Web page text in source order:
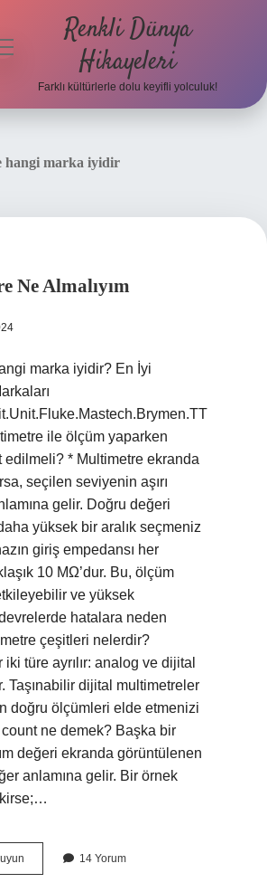
Renkli Dünya
Hikayeleri
Farklı kültürlerle dolu keyifli yolculuk!
hangi marka iyidir
Ne Almalıyım
marka iyidir? En İyi
ile ölçüm yaparken
edilmeli? * Multimetre ekranda
seçilen seviyenin aşırı
gelir. Doğru değeri
yüksek bir aralık seçmeniz
giriş empedansı her
10 MΩ’dur. Bu, ölçüm
ve yüksek
hatalara neden
çeşitleri nelerdir?
türe ayrılır: analog ve dijital
Taşınabilir dijital multimetreler
doğru ölçümleri elde etmenizi
ne demek? Başka bir
değeri ekranda görüntülenen
anlamına gelir. Bir örnek
Multimetre
Ne
14 Yorum